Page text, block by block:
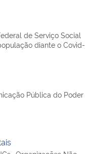
de Serviço Social
diante o Covid-
Pública do Poder